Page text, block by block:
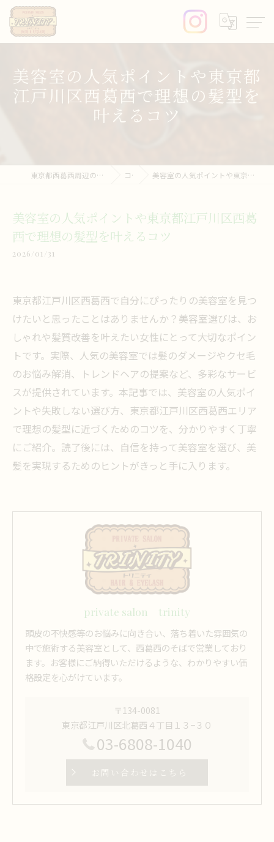
美容室の人気ポイントや東京都
江戸川区西葛西で理想の髪型を
叶えるコツ
東京都西葛西周辺の美容室ならprivate salon trinity コラム 美容室の人気ポイントや東京都江戸川区西葛西で理想の髪型を叶えるコツ
美容室の人気ポイントや東京都江戸川区西葛
西で理想の髪型を叶えるコツ
2026/01/31
東京都江戸川区西葛西で自分にぴったりの美容室を見つ
けたいと思ったことはありませんか？美容室選びは、お
しゃれや髪質改善を叶えたい女性にとって大切なポイン
トです。実際、人気の美容室では髪のダメージやクセ毛
のお悩み解消、トレンドヘアの提案など、多彩なサービ
スが提供されています。本記事では、美容室の人気ポイ
ントや失敗しない選び方、東京都江戸川区西葛西エリア
で理想の髪型に近づくためのコツを、分かりやすく丁寧
にご紹介。読了後には、自信を持って美容室を選び、美
髪を実現するためのヒントがきっと手に入ります。
private salon trinity
頭皮の不快感等のお悩みに向き合い、落ち着いた雰囲気の
中で施術する美容室として、西葛西のそばで営業しており
ます。お客様にご納得いただけるような、わかりやすい価
格設定を心がけています。
〒134-0081
東京都江戸川区北葛西４丁目１３−３０
03-6808-1040
お問い合わせはこちら